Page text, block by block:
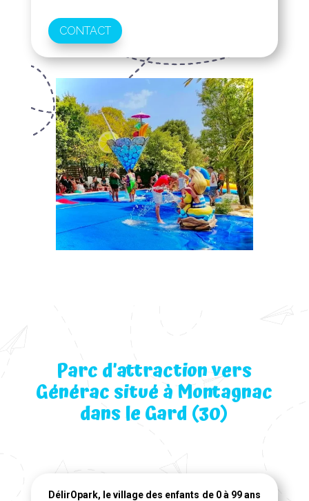
CONTACT
Parc d’attraction vers
Générac situé à Montagnac
dans le Gard (30)
DélirOpark, le village des enfants de 0 à 99 ans